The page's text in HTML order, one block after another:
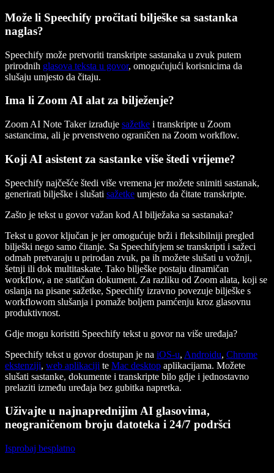
Može li Speechify pročitati bilješke sa sastanka
naglas?
Speechify može pretvoriti transkripte sastanaka u zvuk putem
prirodnih glasova teksta u govor, omogućujući korisnicima da
slušaju umjesto da čitaju.
Ima li Zoom AI alat za bilježenje?
Zoom AI Note Taker izrađuje sažetke i transkripte u Zoom
sastancima, ali je prvenstveno ograničen na Zoom workflow.
Koji AI asistent za sastanke više štedi vrijeme?
Speechify najčešće štedi više vremena jer možete snimiti sastanak,
generirati bilješke i slušati sažetke umjesto da čitate transkripte.
Zašto je tekst u govor važan kod AI bilježaka sa sastanaka?
Tekst u govor ključan je jer omogućuje brži i fleksibilniji pregled
bilješki nego samo čitanje. Sa Speechifyjem se transkripti i sažeci
odmah pretvaraju u prirodan zvuk, pa ih možete slušati u vožnji,
šetnji ili dok multitaskate. Tako bilješke postaju dinamičan
workflow, a ne statičan dokument. Za razliku od Zoom alata, koji se
oslanja na pisane sažetke, Speechify izravno povezuje bilješke s
workflowom slušanja i pomaže boljem pamćenju kroz glasovnu
produktivnost.
Gdje mogu koristiti Speechify tekst u govor na više uređaja?
Speechify tekst u govor dostupan je na iOS-u, Androidu, Chrome
ekstenziji, web aplikaciji te Mac desktop aplikacijama. Možete
slušati sastanke, dokumente i transkripte bilo gdje i jednostavno
prelaziti između uređaja bez gubitka napretka.
Uživajte u najnaprednijim AI glasovima,
neograničenom broju datoteka i 24/7 podršci
Isprobaj besplatno